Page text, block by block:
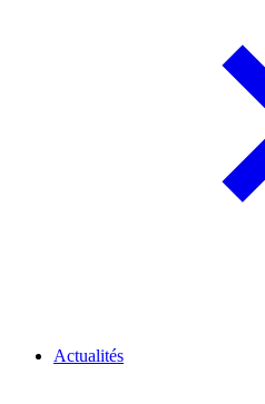
Actualités